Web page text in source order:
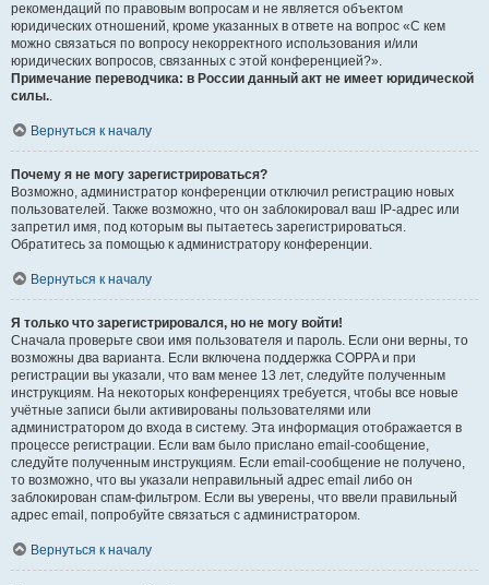
рекомендаций по правовым вопросам и не является объектом
юридических отношений, кроме указанных в ответе на вопрос «С кем
можно связаться по вопросу некорректного использования и/или
юридических вопросов, связанных с этой конференцией?».
Примечание переводчика: в России данный акт не имеет юридической
силы..
Вернуться к началу
Почему я не могу зарегистрироваться?
Возможно, администратор конференции отключил регистрацию новых
пользователей. Также возможно, что он заблокировал ваш IP-адрес или
запретил имя, под которым вы пытаетесь зарегистрироваться.
Обратитесь за помощью к администратору конференции.
Вернуться к началу
Я только что зарегистрировался, но не могу войти!
Сначала проверьте свои имя пользователя и пароль. Если они верны, то
возможны два варианта. Если включена поддержка COPPA и при
регистрации вы указали, что вам менее 13 лет, следуйте полученным
инструкциям. На некоторых конференциях требуется, чтобы все новые
учётные записи были активированы пользователями или
администратором до входа в систему. Эта информация отображается в
процессе регистрации. Если вам было прислано email-сообщение,
следуйте полученным инструкциям. Если email-сообщение не получено,
то возможно, что вы указали неправильный адрес email либо он
заблокирован спам-фильтром. Если вы уверены, что ввели правильный
адрес email, попробуйте связаться с администратором.
Вернуться к началу